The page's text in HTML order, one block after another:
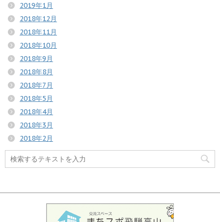
2019年1月
2018年12月
2018年11月
2018年10月
2018年9月
2018年8月
2018年7月
2018年5月
2018年4月
2018年3月
2018年2月